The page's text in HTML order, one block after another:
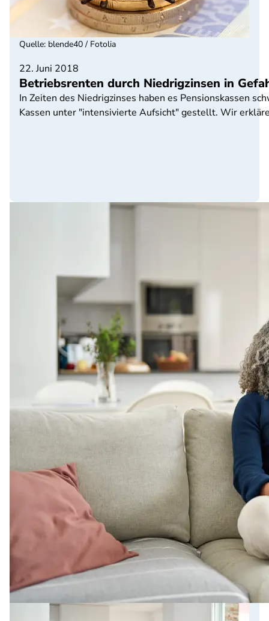
22. Juni 2018
Betriebsrenten durch Niedrigzinsen in
In Zeiten des Niedrigzinses haben es Pensionskassen
Kassen unter "intensivierte Aufsicht" gestellt. Wir
Quelle: blende40 / Fotolia